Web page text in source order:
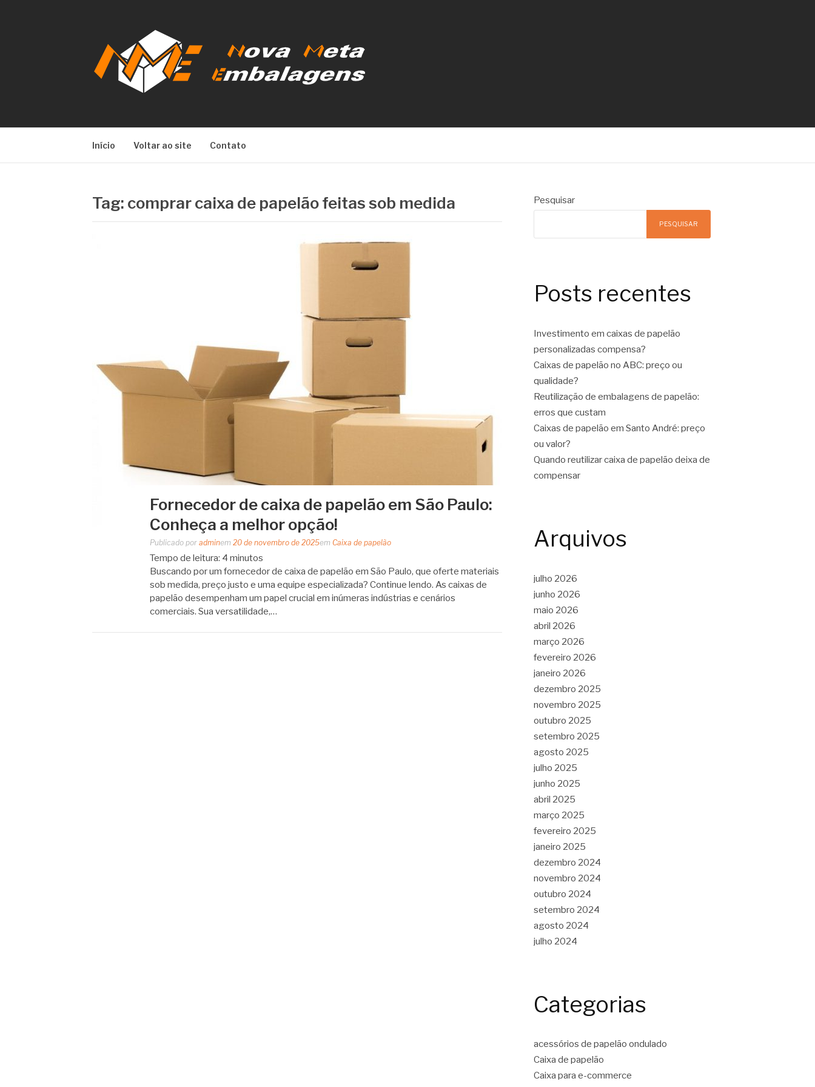
Início Voltar ao site Contato
Tag: comprar caixa de papelão feitas sob medida
Fornecedor de caixa de papelão em São Paulo:
Conheça a melhor opção!
Publicado por adminem 20 de novembro de 2025em Caixa de papelão
Tempo de leitura: 4 minutos
Buscando por um fornecedor de caixa de papelão em São Paulo, que oferte materiais
sob medida, preço justo e uma equipe especializada? Continue lendo. As caixas de
papelão desempenham um papel crucial em inúmeras indústrias e cenários
comerciais. Sua versatilidade,…
Pesquisar
PESQUISAR
Posts recentes
Investimento em caixas de papelão
personalizadas compensa?
Caixas de papelão no ABC: preço ou
qualidade?
Reutilização de embalagens de papelão:
erros que custam
Caixas de papelão em Santo André: preço
ou valor?
Quando reutilizar caixa de papelão deixa de
compensar
Arquivos
julho 2026
junho 2026
maio 2026
abril 2026
março 2026
fevereiro 2026
janeiro 2026
dezembro 2025
novembro 2025
outubro 2025
setembro 2025
agosto 2025
julho 2025
junho 2025
abril 2025
março 2025
fevereiro 2025
janeiro 2025
dezembro 2024
novembro 2024
outubro 2024
setembro 2024
agosto 2024
julho 2024
Categorias
acessórios de papelão ondulado
Caixa de papelão
Caixa para e-commerce